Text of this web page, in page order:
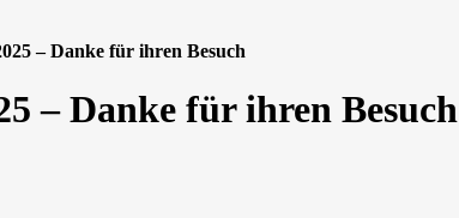
– Danke für ihren Besuch
– Danke für ihren Besuch